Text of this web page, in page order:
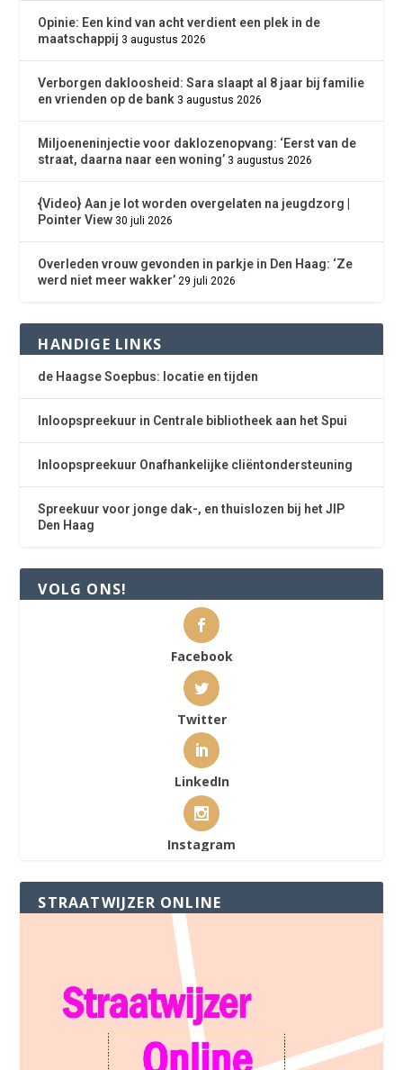
Opinie: Een kind van acht verdient een plek in de
maatschappij 3 augustus 2026
Verborgen dakloosheid: Sara slaapt al 8 jaar bij familie
en vrienden op de bank 3 augustus 2026
Miljoeneninjectie voor daklozenopvang: ‘Eerst van de
straat, daarna naar een woning’ 3 augustus 2026
{Video} Aan je lot worden overgelaten na jeugdzorg |
Pointer View 30 juli 2026
Overleden vrouw gevonden in parkje in Den Haag: ‘Ze
werd niet meer wakker’ 29 juli 2026
HANDIGE LINKS
de Haagse Soepbus: locatie en tijden
Inloopspreekuur in Centrale bibliotheek aan het Spui
Inloopspreekuur Onafhankelijke cliëntondersteuning
Spreekuur voor jonge dak-, en thuislozen bij het JIP
Den Haag
VOLG ONS!
Facebook
Twitter
LinkedIn
Instagram
STRAATWIJZER ONLINE